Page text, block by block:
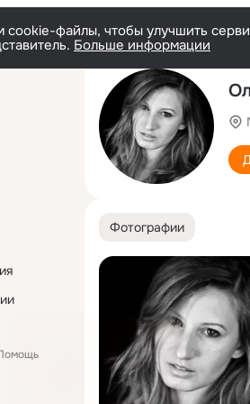
файлы, чтобы улучшить
Больше информации
Фотографии